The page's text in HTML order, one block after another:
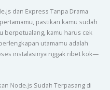
dan Express Tanpa Drama
pastikan kamu sudah
berpetualang, kamu harus cek
utamamu adalah
instalasinya nggak ribet kok—
Node.js Sudah Terpasang di